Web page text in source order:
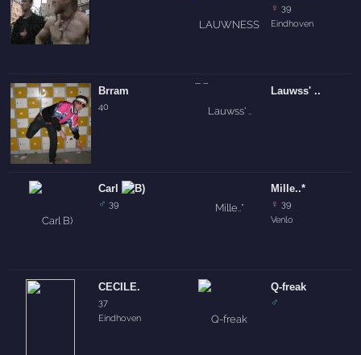
Brram
40
Carl
♂ 39
CECILE.
37
Eindhoven
♀ 39
Eindhoven
Lauwss' ..
Mille..*
♀ 39
Venlo
Q-freak
♂